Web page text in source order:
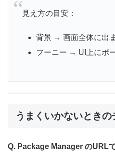
見え方の目安：
背景 → 画面全体に出
フーニー → UI上にポ
うまくいかないときの
Q. Package Manager のURL